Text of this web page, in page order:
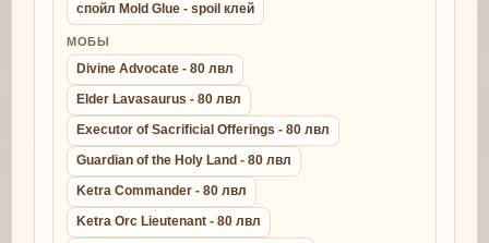
спойл Mold Glue - spoil клей
МОБЫ
Divine Advocate - 80 лвл
Elder Lavasaurus - 80 лвл
Executor of Sacrificial Offerings - 80 лвл
Guardian of the Holy Land - 80 лвл
Ketra Commander - 80 лвл
Ketra Orc Lieutenant - 80 лвл